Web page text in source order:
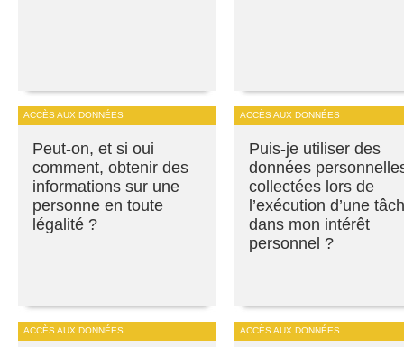
ACCÈS AUX DONNÉES
Peut-on, et si oui
comment, obtenir des
informations sur une
personne en toute
légalité ?
ACCÈS AUX DONNÉES
Puis-je utiliser des
données
collectées lors de
l’exécution d’une
dans mon intérêt
personnel ?
ACCÈS AUX DONNÉES ACCÈS AUX DONNÉES